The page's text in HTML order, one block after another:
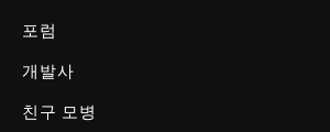
포럼
개발사
친구 모병